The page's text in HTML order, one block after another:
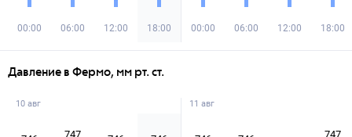
00:00 06:00 12:00 18:00 00:00 06:00 12:00 18:00
Давление в Фермо, мм рт. ст.
10 авг
747
11 авг
747